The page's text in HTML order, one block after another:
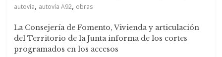
autovía, autovía A92, obras
La Consejería de Fomento, Vivienda y articulación
del Territorio de la Junta informa de los cortes
programados en los accesos